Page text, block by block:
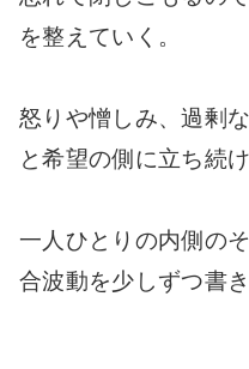
を整えていく。
怒りや憎しみ、過剰
と希望の側に立ち続け
一人ひとりの内側の
合波動を少しずつ書